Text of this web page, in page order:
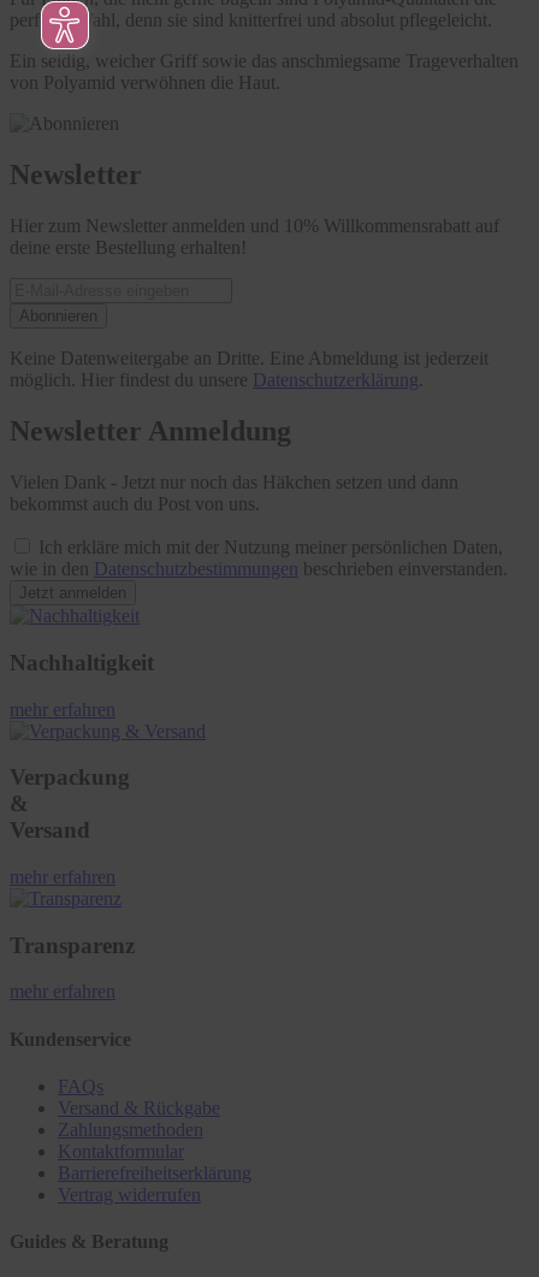
perfekte Wahl, denn sie sind knitterfrei und absolut pflegeleicht.
Ein seidig, weicher Griff sowie das anschmiegsame Trageverhalten
von Polyamid verwöhnen die Haut.
Newsletter
Hier zum Newsletter anmelden und 10% Willkommensrabatt auf
deine erste Bestellung erhalten!
Abonnieren
Keine Datenweitergabe an Dritte. Eine Abmeldung ist jederzeit
möglich. Hier findest du unsere Datenschutzerklärung
Newsletter Anmeldung
Vielen Dank - Jetzt nur noch das Häkchen setzen und dann
bekommst auch du Post von uns.
Ich erkläre mich mit der Nutzung meiner persönlichen Daten,
wie in den Datenschutzbestimmungen beschrieben einverstanden.
Jetzt anmelden
Nachhaltigkeit
mehr erfahren
Verpackung
&
Versand
mehr erfahren
Transparenz
mehr erfahren
Kundenservice
FAQs
Versand & Rückgabe
Zahlungsmethoden
Kontaktformular
Barrierefreiheitserklärung
Vertrag widerrufen
Guides & Beratung